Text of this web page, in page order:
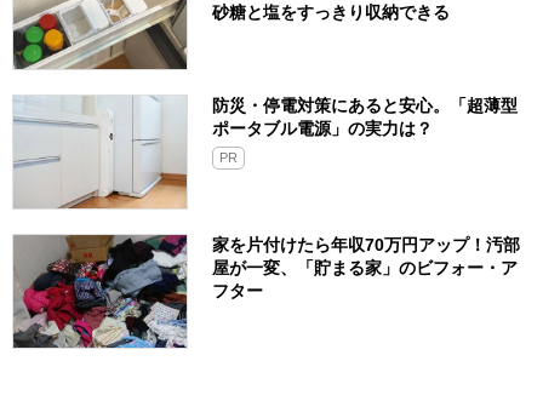
砂糖と塩をすっきり収納できる
防災・停電対策にあると安心。「超薄型
ポータブル電源」の実力は？​
PR
家を片付けたら年収70万円アップ！汚部
屋が一変、「貯まる家」のビフォー・ア
フター